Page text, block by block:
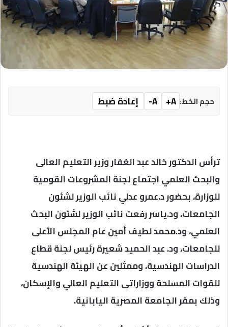
حجم الخط: A+
A- إعادة ضبط
ترأس الدكتور خالد عبد الغفار وزير التعليم العالى
والبحث العلمي اجتماع لجنة المشروعات القومية
للوزارة، بحضور د.عمرو عدلي نائب الوزير لشئون
الجامعات، ود.ياسر رفعت نائب الوزير لشئون البحث
العلمي، ود.محمد لطيف أمين عام المجلس الأعلى
للجامعات، ود. عبد الحميد شعيرة رئيس لجنة قطاع
الدراسات الهندسية، وممثلين عن الهيئة الهندسية
للقوات المسلحة ووزاراتى التعليم العالي والإسكان،
وذلك بمقر الجامعة المصرية اليابانية.